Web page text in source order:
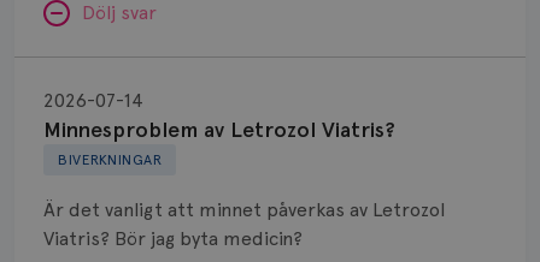
Dölj svar
BIVERKNINGAR
Minnesproblem av Letrozol Viatris?
2026-07-14
Är det vanligt att minnet påverkas av Letrozol
Viatris? Bör jag byta medicin?
Letrozol
Viatris?